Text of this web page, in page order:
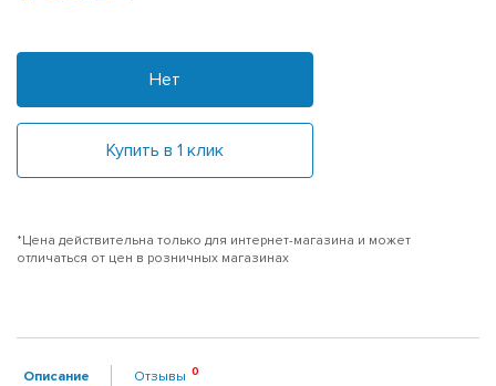
Нет
Купить в 1 клик
*Цена действительна только для интернет-магазина и может
отличаться от цен в розничных магазинах
Описание Отзывы